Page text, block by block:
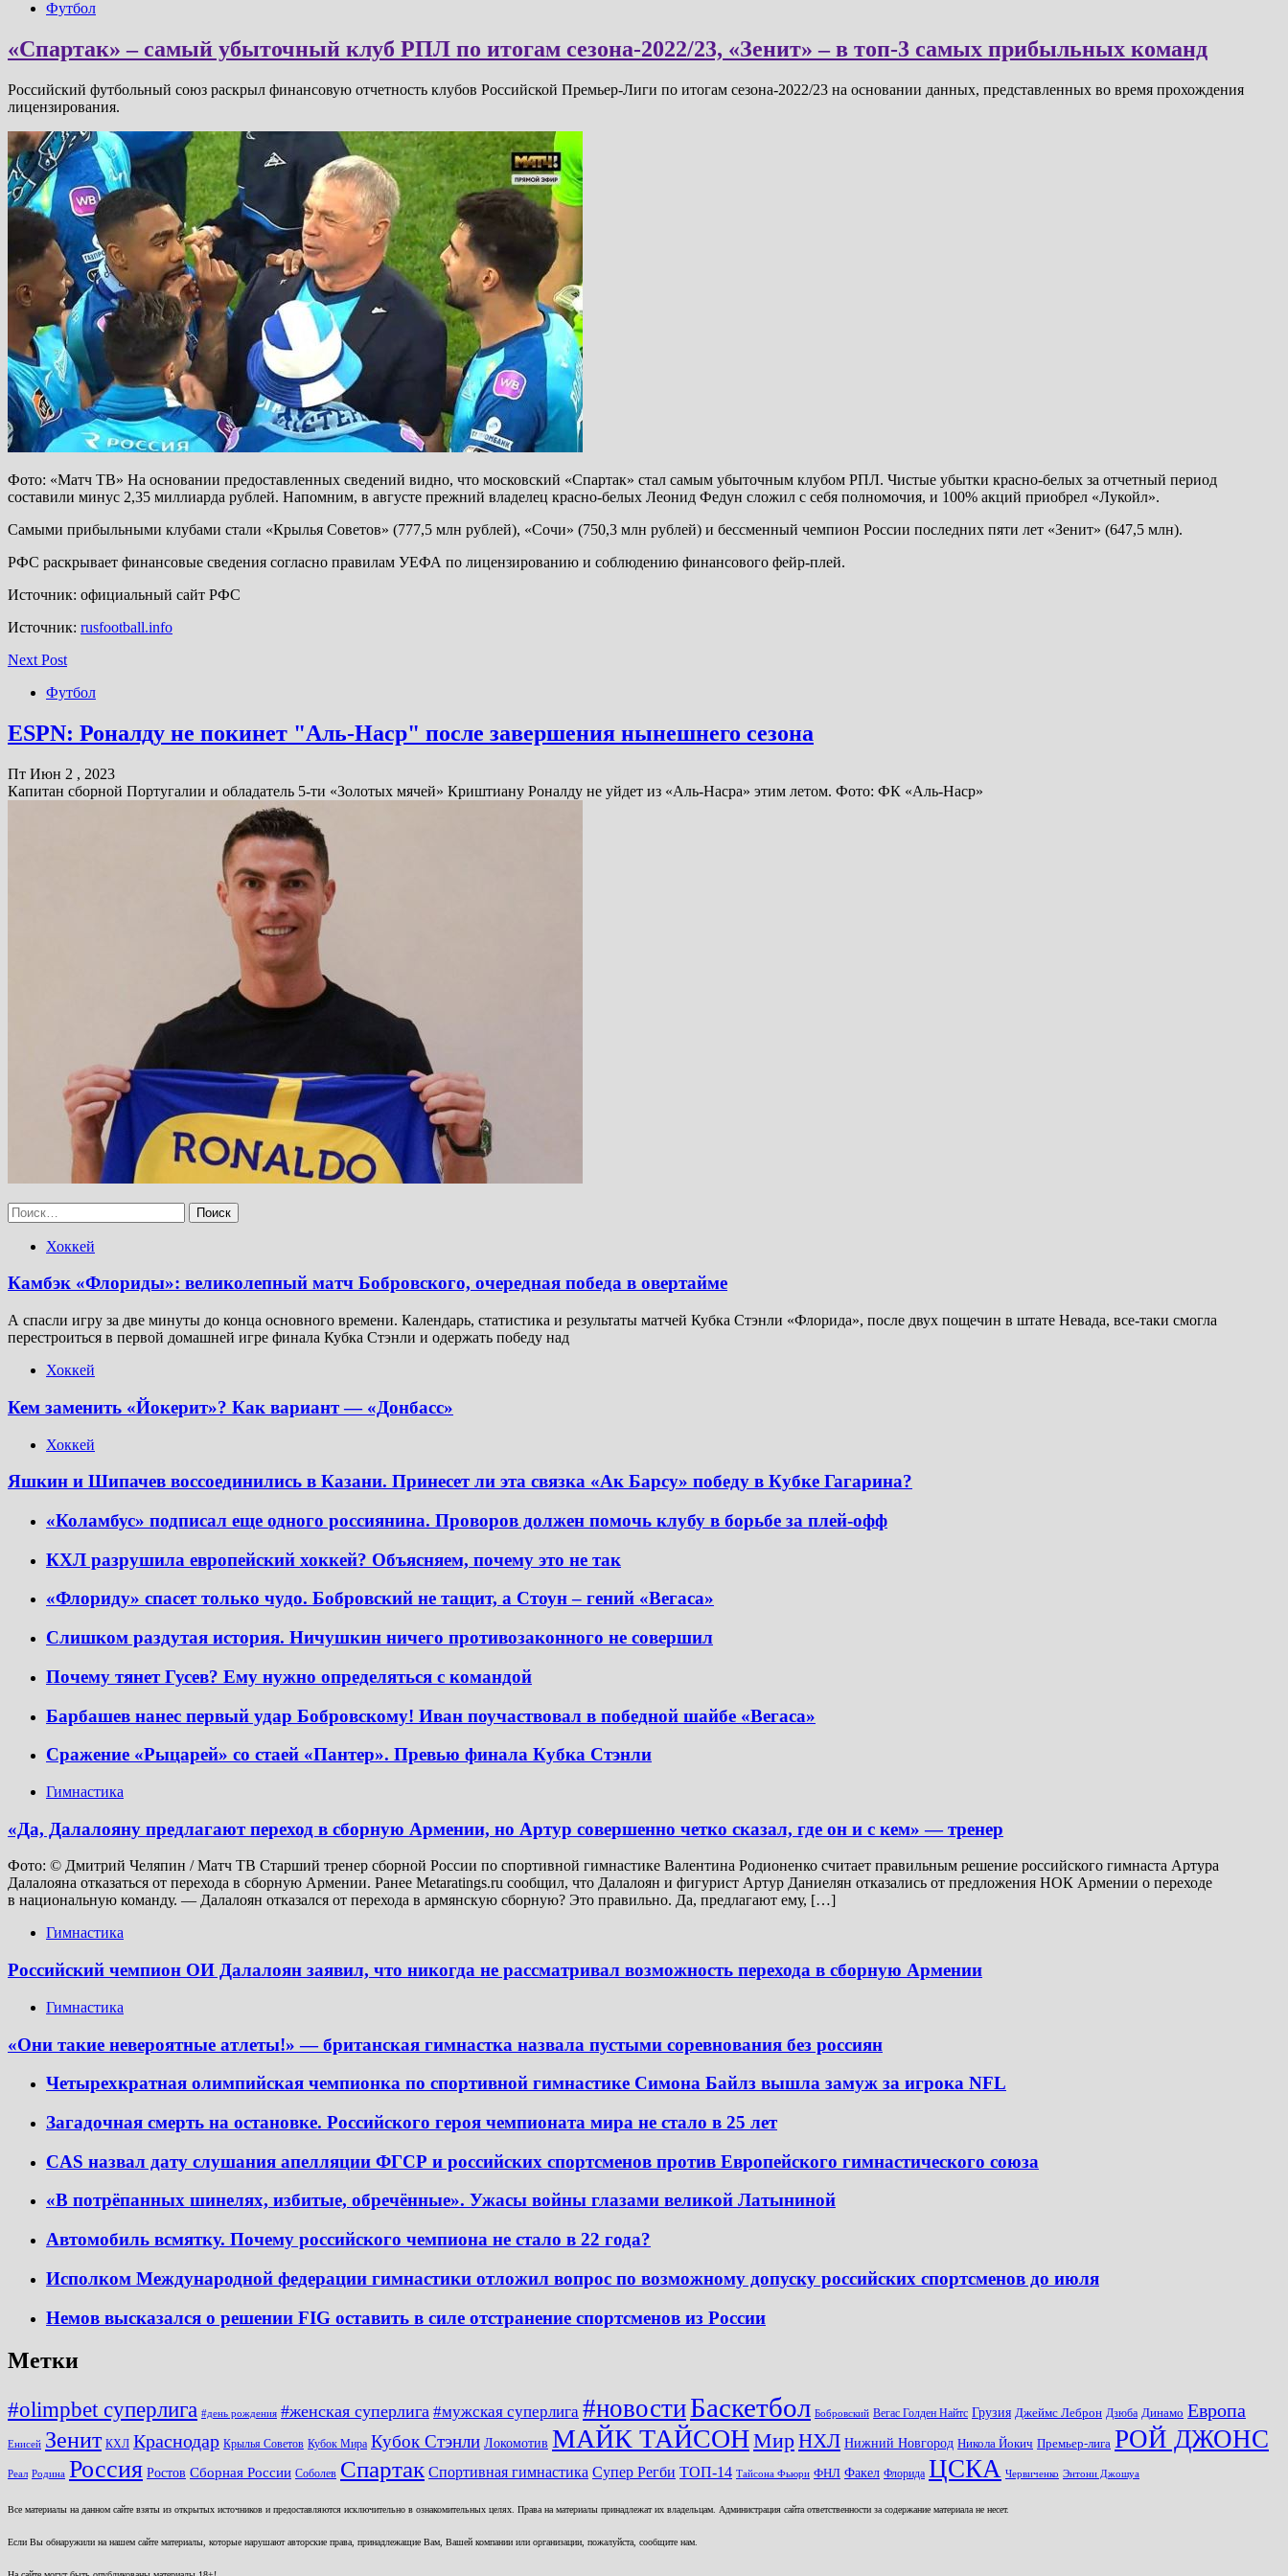
Футбол
«Спартак» – самый убыточный клуб РПЛ по итогам сезона-2022/23, «Зенит» – в топ-3 самых прибыльных команд
Российский футбольный союз раскрыл финансовую отчетность клубов Российской Премьер-Лиги по итогам сезона-2022/23 на основании данных, представленных во время прохождения
лицензирования.
Фото: «Матч ТВ» На основании предоставленных сведений видно, что московский «Спартак» стал самым убыточным клубом РПЛ. Чистые убытки красно-белых за отчетный период
составили минус 2,35 миллиарда рублей. Напомним, в августе прежний владелец красно-белых Леонид Федун сложил с себя полномочия, и 100% акций приобрел «Лукойл».
Самыми прибыльными клубами стали «Крылья Советов» (777,5 млн рублей), «Сочи» (750,3 млн рублей) и бессменный чемпион России последних пяти лет «Зенит» (647,5 млн).
РФС раскрывает финансовые сведения согласно правилам УЕФА по лицензированию и соблюдению финансового фейр-плей.
Источник: официальный сайт РФС
Источник: rusfootball.info
Next Post
Футбол
ESPN: Роналду не покинет "Аль-Наср" после завершения нынешнего сезона
Пт Июн 2 , 2023
Капитан сборной Португалии и обладатель 5-ти «Золотых мячей» Криштиану Роналду не уйдет из «Аль-Насра» этим летом. Фото: ФК «Аль-Наср»
Найти:
Хоккей
Камбэк «Флориды»: великолепный матч Бобровского, очередная победа в овертайме
А спасли игру за две минуты до конца основного времени. Календарь, статистика и результаты матчей Кубка Стэнли «Флорида», после двух пощечин в штате Невада, все-таки смогла
перестроиться в первой домашней игре финала Кубка Стэнли и одержать победу над
Хоккей
Кем заменить «Йокерит»? Как вариант — «Донбасс»
Хоккей
Яшкин и Шипачев воссоединились в Казани. Принесет ли эта связка «Ак Барсу» победу в Кубке Гагарина?
«Коламбус» подписал еще одного россиянина. Проворов должен помочь клубу в борьбе за плей-офф
КХЛ разрушила европейский хоккей? Объясняем, почему это не так
«Флориду» спасет только чудо. Бобровский не тащит, а Стоун – гений «Вегаса»
Слишком раздутая история. Ничушкин ничего противозаконного не совершил
Почему тянет Гусев? Ему нужно определяться с командой
Барбашев нанес первый удар Бобровскому! Иван поучаствовал в победной шайбе «Вегаса»
Сражение «Рыцарей» со стаей «Пантер». Превью финала Кубка Стэнли
Гимнастика
«Да, Далалояну предлагают переход в сборную Армении, но Артур совершенно четко сказал, где он и с кем» — тренер
Фото: © Дмитрий Челяпин / Матч ТВ Старший тренер сборной России по спортивной гимнастике Валентина Родионенко считает правильным решение российского гимнаста Артура
Далалояна отказаться от перехода в сборную Армении. Ранее Metaratings.ru сообщил, что Далалоян и фигурист Артур Даниелян отказались от предложения НОК Армении о переходе
в национальную команду. — Далалоян отказался от перехода в армянскую сборную? Это правильно. Да, предлагают ему, […]
Гимнастика
Российский чемпион ОИ Далалоян заявил, что никогда не рассматривал возможность перехода в сборную Армении
Гимнастика
«Они такие невероятные атлеты!» — британская гимнастка назвала пустыми соревнования без россиян
Четырехкратная олимпийская чемпионка по спортивной гимнастике Симона Байлз вышла замуж за игрока NFL
Загадочная смерть на остановке. Российского героя чемпионата мира не стало в 25 лет
CAS назвал дату слушания апелляции ФГСР и российских спортсменов против Европейского гимнастического союза
«В потрёпанных шинелях, избитые, обречённые». Ужасы войны глазами великой Латыниной
Автомобиль всмятку. Почему российского чемпиона не стало в 22 года?
Исполком Международной федерации гимнастики отложил вопрос по возможному допуску российских спортсменов до июля
Немов высказался о решении FIG оставить в силе отстранение спортсменов из России
Метки
#olimpbet суперлига #день рождения #женская суперлига #мужская суперлига #новостиБаскетбол Бобровский Вегас Голден Найтс Грузия Джеймс Леброн Дзюба Динамо Европа
Енисей Зенит КХЛ Краснодар Крылья Советов Кубок Мира Кубок Стэнли Локомотив МАЙК ТАЙСОНМирНХЛ Нижний Новгород Никола Йокич Премьер-лига РОЙ ДЖОНС
Реал Родина Россия Ростов Сборная России Соболев Спартак Спортивная гимнастика Супер Регби ТОП-14 Тайсона Фьюри ФНЛ Факел Флорида ЦСКА Червиченко Энтони Джошуа
Все материалы на данном сайте взяты из открытых источников и предоставляются исключительно в ознакомительных целях. Права на материалы принадлежат их владельцам. Администрация сайта ответственности за содержание материала не несет.
Если Вы обнаружили на нашем сайте материалы, которые нарушают авторские права, принадлежащие Вам, Вашей компании или организации, пожалуйста, сообщите нам.